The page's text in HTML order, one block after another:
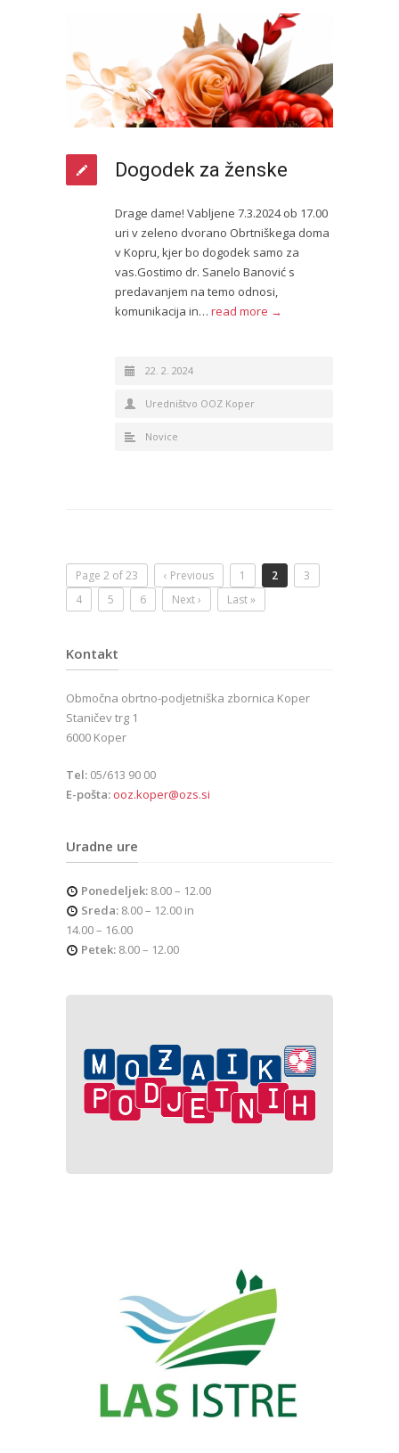
Dogodek za ženske
Drage dame! Vabljene 7.3.2024 ob 17.00
uri v zeleno dvorano Obrtniškega doma
v Kopru, kjer bo dogodek samo za
vas.Gostimo dr. Sanelo Banović s
predavanjem na temo odnosi,
komunikacija in… read more →
22. 2. 2024
Uredništvo OOZ Koper
Novice
Page 2 of 23 ‹ Previous 1 2
3
4
5 6 Next › Last »
Kontakt
Območna obrtno-podjetniška zbornica Koper
Staničev trg 1
6000 Koper
Tel: 05/613 90 00
E-pošta: ooz.koper@ozs.si
Uradne ure
Ponedeljek: 8.00 – 12.00
Sreda: 8.00 – 12.00 in
14.00 – 16.00
Petek: 8.00 – 12.00